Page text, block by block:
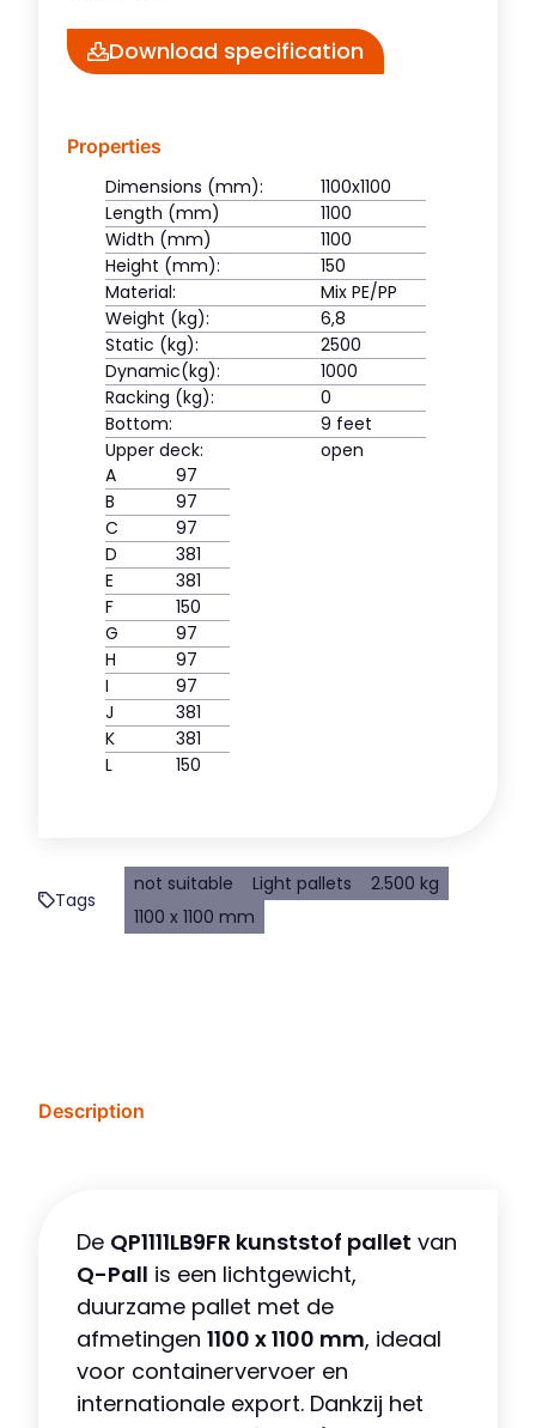
Download specification
Properties
Dimensions (mm):
1100x1100
Length (mm)
1100
Width (mm)
1100
Height (mm):
150
Material:
Mix PE/PP
Weight (kg):
6,8
Static (kg):
2500
Dynamic(kg):
1000
Racking (kg):
0
Bottom:
9 feet
Upper deck:
open
A
97
B
97
C
97
D
381
E
381
F
150
G
97
H
97
I
97
J
381
K
381
L
150
Tags
not suitable Light pallets
2.500 kg
1100 x 1100 mm
Description
De QP1111LB9FR kunststof pallet van
Q-Pall is een lichtgewicht,
duurzame pallet met de
afmetingen 1100 x 1100 mm, ideaal
voor containervervoer en
internationale export. Dankzij het